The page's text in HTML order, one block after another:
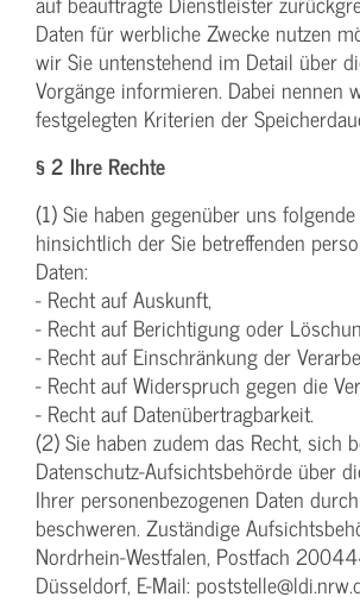
Daten für werbliche Zwecke nutzen
wir Sie untenstehend im Detail über
Vorgänge informieren. Dabei nennen
festgelegten Kriterien der
§ 2 Ihre Rechte
(1) Sie haben gegenüber uns
hinsichtlich der Sie betreffenden
Daten:
- Recht auf Auskunft,
- Recht auf Berichtigung oder
- Recht auf Einschränkung der
- Recht auf Widerspruch gegen die
- Recht auf Datenübertragbarkeit.
(2) Sie haben zudem das Recht, sich
Datenschutz-Aufsichtsbehörde über
Ihrer personenbezogenen Daten
beschweren. Zuständige
Nordrhein-Westfalen, Postfach
Düsseldorf, E-Mail: